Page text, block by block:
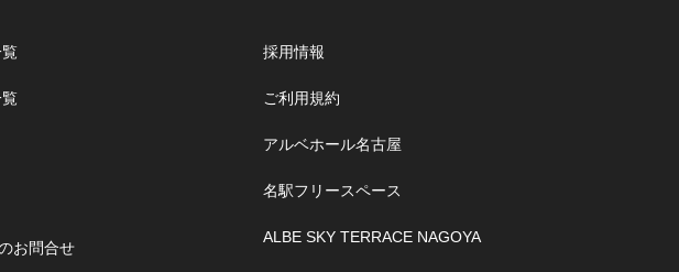
お問合せ
採用情報
ご利用規約
アルベホール名古屋
名駅フリースペース
ALBE SKY TERRACE NAGOYA